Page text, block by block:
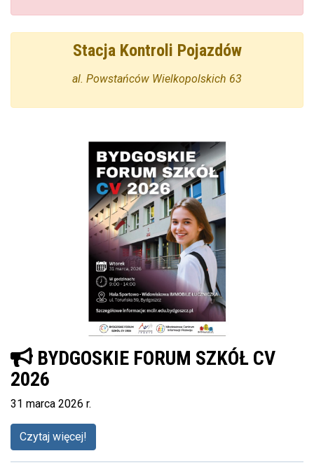
Stacja Kontroli Pojazdów
al. Powstańców Wielkopolskich 63
BYDGOSKIE FORUM SZKÓŁ CV
2026
31 marca 2026 r.
Czytaj więcej!